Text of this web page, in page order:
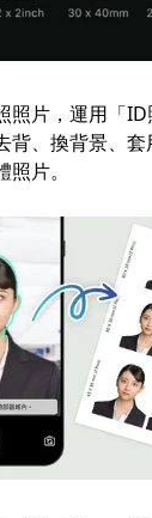
照片，運用「
背、換背景、
片。